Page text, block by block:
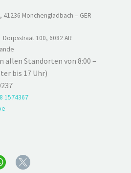
41236 Mönchengladbach – GER
100, 6082 AR
allen Standorten von 8:00 –
bis 17 Uhr)
1574367